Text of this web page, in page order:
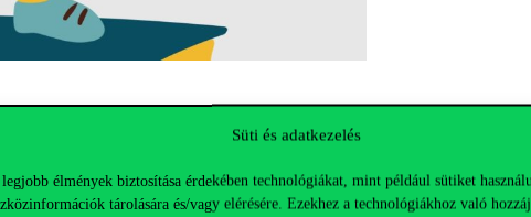
Süti és adatkezelés
élmények biztosítása érdekében technológiákat, mint például sütiket
tárolására és/vagy elérésére. Ezekhez a technológiákhoz való